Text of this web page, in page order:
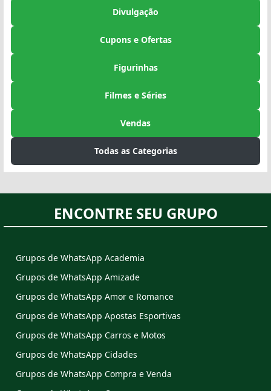
Divulgação
Cupons e Ofertas
Figurinhas
Filmes e Séries
Vendas
Todas as Categorias
ENCONTRE SEU GRUPO
Grupos de WhatsApp Academia
Grupos de WhatsApp Amizade
Grupos de WhatsApp Amor e Romance
Grupos de WhatsApp Apostas Esportivas
Grupos de WhatsApp Carros e Motos
Grupos de WhatsApp Cidades
Grupos de WhatsApp Compra e Venda